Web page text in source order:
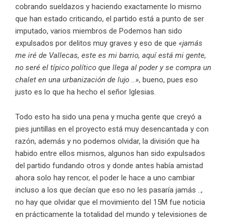
cobrando sueldazos y haciendo exactamente lo mismo
que han estado criticando, el partido está a punto de ser
imputado, varios miembros de Podemos han sido
expulsados por delitos muy graves y eso de que «jamás
me iré de Vallecas, este es mi barrio, aquí está mi gente,
no seré el típico político que llega al poder y se compra un
chalet en una urbanización de lujo ..», bueno, pues eso
justo es lo que ha hecho el señor Iglesias.
Todo esto ha sido una pena y mucha gente que creyó a
pies juntillas en el proyecto está muy desencantada y con
razón, además y no podemos olvidar, la división que ha
habido entre ellos mismos, algunos han sido expulsados
del partido fundando otros y donde antes había amistad
ahora solo hay rencor, el poder le hace a uno cambiar
incluso a los que decían que eso no les pasaría jamás ..,
no hay que olvidar que el movimiento del 15M fue noticia
en prácticamente la totalidad del mundo y televisiones de